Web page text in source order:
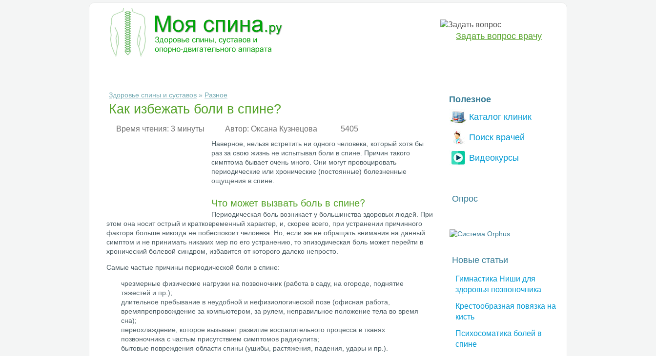
Задать вопрос врачу
Здоровье спины и суставов » Разное
Как избежать боли в спине?
Время чтения: 3 минуты Автор: Оксана Кузнецова 5405
Наверное, нельзя встретить ни одного человека, который хотя бы
раз за свою жизнь не испытывал боли в спине. Причин такого
симптома бывает очень много. Они могут провоцировать
периодические или хронические (постоянные) болезненные
ощущения в спине.
Что может вызвать боль в спине?
Периодическая боль возникает у большинства здоровых людей. При
этом она носит острый и кратковременный характер, и, скорее всего, при устранении причинного
фактора больше никогда не побеспокоит человека. Но, если же не обращать внимания на данный
симптом и не принимать никаких мер по его устранению, то эпизодическая боль может перейти в
хронический болевой синдром, избавится от которого далеко непросто.
Самые частые причины периодической боли в спине:
чрезмерные физические нагрузки на позвоночник (работа в саду, на огороде, поднятие
тяжестей и пр.);
длительное пребывание в неудобной и нефизиологической позе (офисная работа,
времяпрепровождение за компьютером, за рулем, неправильное положение тела во время
сна);
переохлаждение, которое вызывает развитие воспалительного процесса в тканях
позвоночника с частым присутствием симптомов радикулита;
бытовые повреждения области спины (ушибы, растяжения, падения, удары и пр.).
Полезное
Каталог клиник
Поиск врачей
Видеокурсы
Опрос
Новые статьи
Гимнастика Ниши для
здоровья позвоночника
Крестообразная повязка на
кисть
Психосоматика болей в
спине